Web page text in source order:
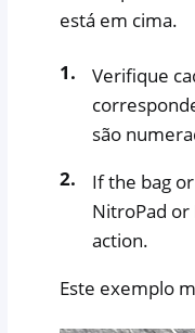
navigation of Heads
está em cima.
Verifique
são
If the bag
NitroPad or
action.
Este exemplo